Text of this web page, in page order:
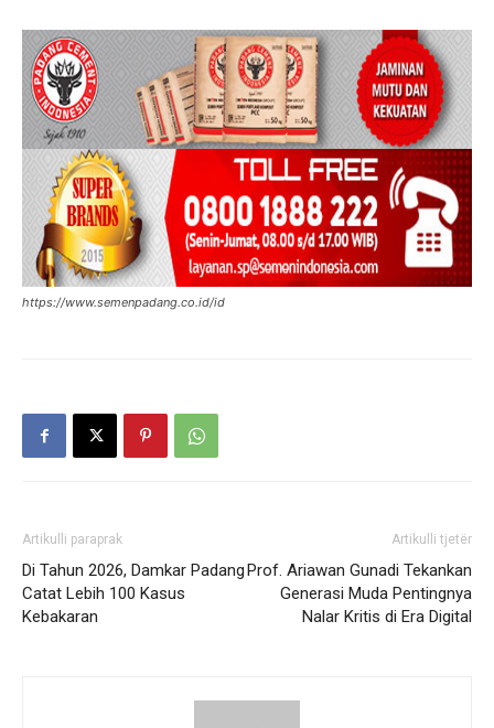
https://www.semenpadang.co.id/id
Artikulli paraprak
Di Tahun 2026, Damkar Padang
Catat Lebih 100 Kasus
Kebakaran
Artikulli tjetër
Prof. Ariawan Gunadi Tekankan
Generasi Muda Pentingnya
Nalar Kritis di Era Digital